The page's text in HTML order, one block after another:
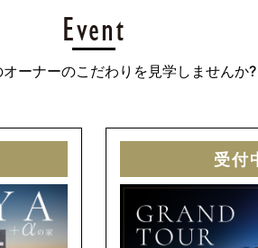
ーナーのこだわりを見学しませんか?
受付